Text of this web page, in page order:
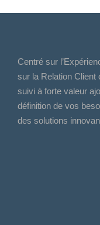
Centré sur
sur la Relation Client
suivi à forte valeur
définition de vos
des solutions